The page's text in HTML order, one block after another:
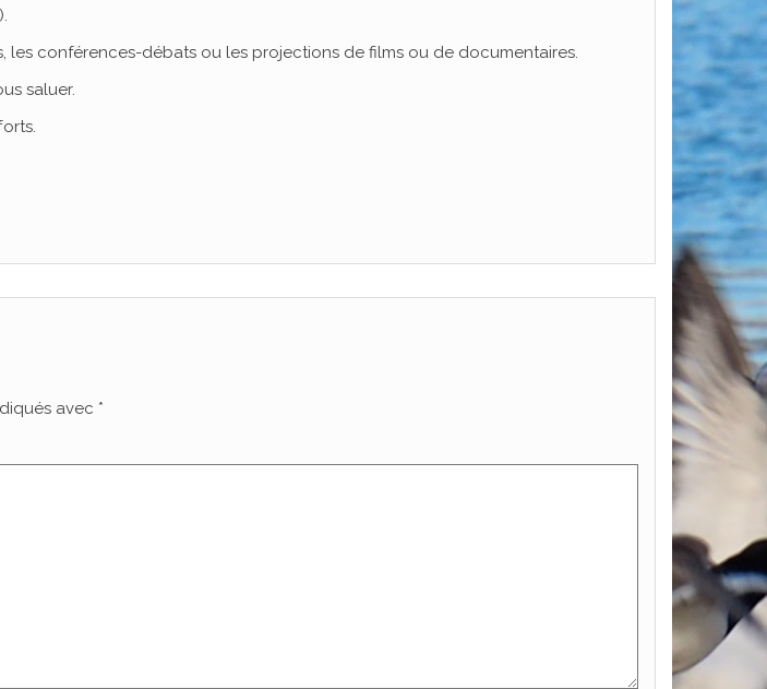
les conférences-débats ou les projections de films ou de documentaires.
saluer.
avec *